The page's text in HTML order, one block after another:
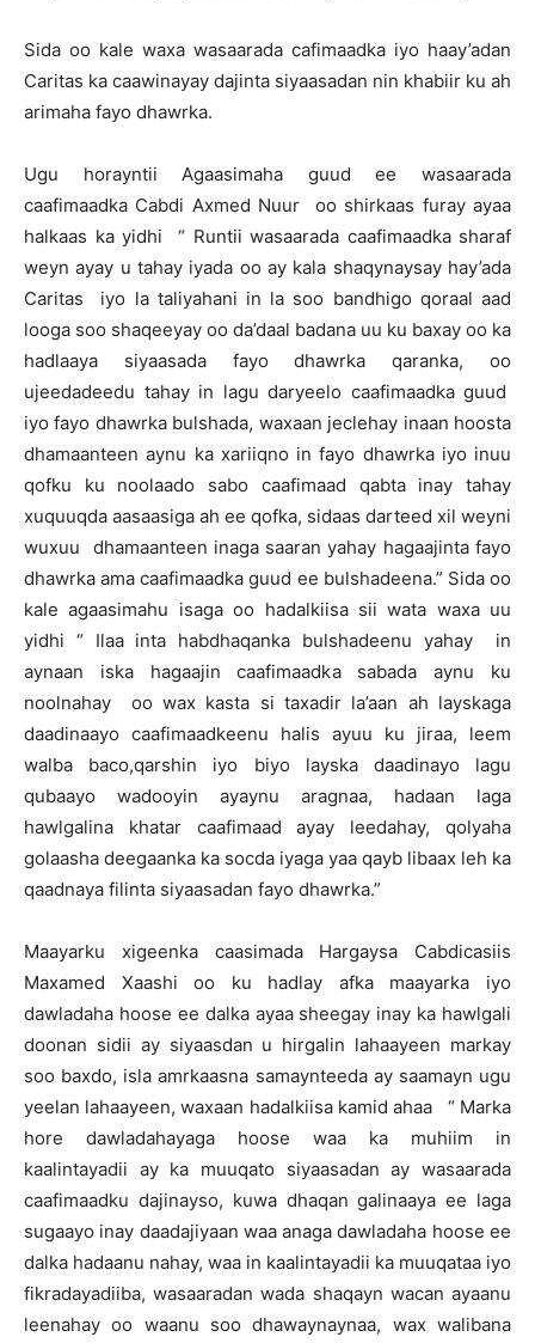
Sida oo kale waxa wasaarada cafimaadka iyo haay’adan
Caritas ka caawinayay dajinta siyaasadan nin khabiir ku ah
arimaha fayo dhawrka.
Ugu horayntii Agaasimaha guud ee wasaarada
caafimaadka Cabdi Axmed Nuur oo shirkaas furay ayaa
halkaas ka yidhi “ Runtii wasaarada caafimaadka sharaf
weyn ayay u tahay iyada oo ay kala shaqynaysay hay’ada
Caritas iyo la taliyahani in la soo bandhigo qoraal aad
looga soo shaqeeyay oo da’daal badana uu ku baxay oo ka
hadlaaya siyaasada fayo dhawrka qaranka, oo
ujeedadeedu tahay in lagu daryeelo caafimaadka guud
iyo fayo dhawrka bulshada, waxaan jeclehay inaan hoosta
dhamaanteen aynu ka xariiqno in fayo dhawrka iyo inuu
qofku ku noolaado sabo caafimaad qabta inay tahay
xuquuqda aasaasiga ah ee qofka, sidaas darteed xil weyni
wuxuu dhamaanteen inaga saaran yahay hagaajinta fayo
dhawrka ama caafimaadka guud ee bulshadeena.” Sida oo
kale agaasimahu isaga oo hadalkiisa sii wata waxa uu
yidhi “ Ilaa inta habdhaqanka bulshadeenu yahay in
aynaan iska hagaajin caafimaadka sabada aynu ku
noolnahay oo wax kasta si taxadir la’aan ah layskaga
daadinaayo caafimaadkeenu halis ayuu ku jiraa, leem
walba baco,qarshin iyo biyo layska daadinayo lagu
qubaayo wadooyin ayaynu aragnaa, hadaan laga
hawlgalina khatar caafimaad ayay leedahay, qolyaha
golaasha deegaanka ka socda iyaga yaa qayb libaax leh ka
qaadnaya filinta siyaasadan fayo dhawrka.”
Maayarku xigeenka caasimada Hargaysa Cabdicasiis
Maxamed Xaashi oo ku hadlay afka maayarka iyo
dawladaha hoose ee dalka ayaa sheegay inay ka hawlgali
doonan sidii ay siyaasdan u hirgalin lahaayeen markay
soo baxdo, isla amrkaasna samaynteeda ay saamayn ugu
yeelan lahaayeen, waxaan hadalkiisa kamid ahaa “ Marka
hore dawladahayaga hoose waa ka muhiim in
kaalintayadii ay ka muuqato siyaasadan ay wasaarada
caafimaadku dajinayso, kuwa dhaqan galinaaya ee laga
sugaayo inay daadajiyaan waa anaga dawladaha hoose ee
dalka hadaanu nahay, waa in kaalintayadii ka muuqataa iyo
fikradayadiiba, wasaaradan wada shaqayn wacan ayaanu
leenahay oo waanu soo dhawaynaynaa, wax walibana